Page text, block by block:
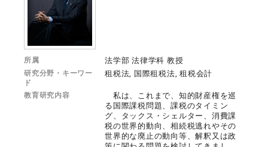
所属 法学部 法律学科 教授
研究分野・キーワー
ド
租税法, 国際租税法, 租税会計
教育研究内容
私は、これまで、知的財産権を巡
る国際課税問題、課税のタイミン
グ、タックス・シェルター、消費課
税の世界的動向、相続税逃れやその
世界的な廃止の動向等、解釈又は政